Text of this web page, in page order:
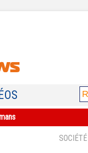
SOCIÉTÉ